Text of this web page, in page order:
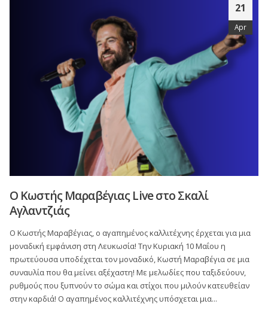
21
Apr
O Κωστής Μαραβέγιας Live στο Σκαλί
Αγλαντζιάς
Ο Κωστής Μαραβέγιας, ο αγαπημένος καλλιτέχνης έρχεται για μια
μοναδική εμφάνιση στη Λευκωσία! Την Κυριακή 10 Μαΐου η
πρωτεύουσα υποδέχεται τον μοναδικό, Κωστή Μαραβέγια σε μια
συναυλία που θα μείνει αξέχαστη! Με μελωδίες που ταξιδεύουν,
ρυθμούς που ξυπνούν το σώμα και στίχοι που μιλούν κατευθείαν
στην καρδιά! Ο αγαπημένος καλλιτέχνης υπόσχεται μια...